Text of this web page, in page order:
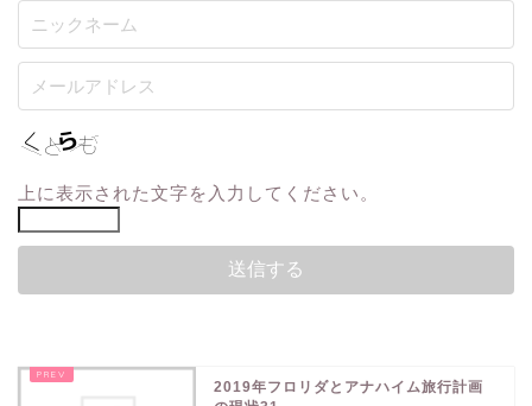
上に表示された文字を入力してください。
2019年フロリダとアナハイム旅行計画